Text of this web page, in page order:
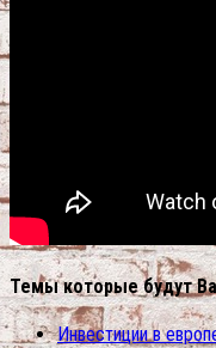
Темы которые будут
Инвестиции в